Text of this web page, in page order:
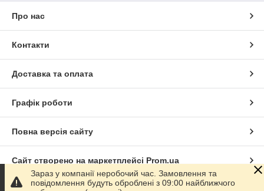
Про нас
Контакти
Доставка та оплата
Графік роботи
Повна версія сайту
Сайт створено на маркетплейсі Prom.ua
Зараз у компанії неробочий час. Замовлення та
повідомлення будуть оброблені з 09:00 найближчого